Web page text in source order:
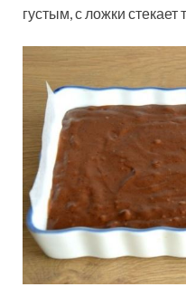
густым, с ложки стекает